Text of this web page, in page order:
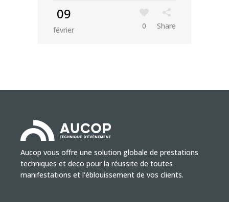
09
février 0 Share
Aucop vous offre une solution globale de prestations
techniques et deco pour la réussite de toutes
manifestations et l'éblouissement de vos clients.